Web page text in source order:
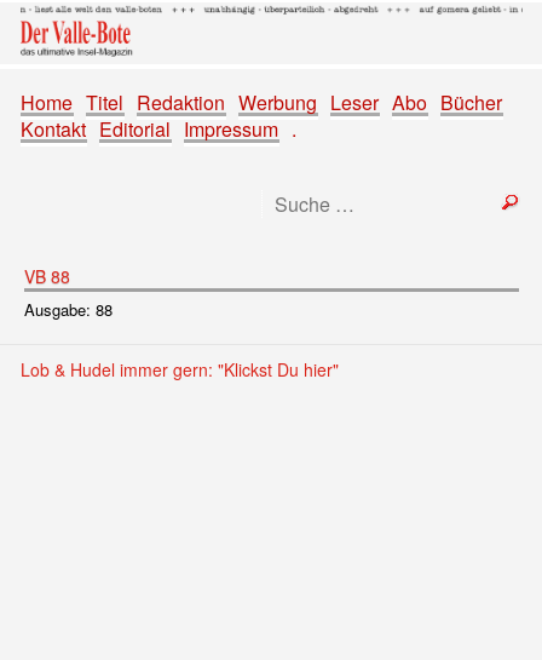
Home Titel Redaktion Werbung Leser Abo Bücher
Kontakt Editorial Impressum .
VB 88
Ausgabe: 88
Lob & Hudel immer gern: "Klickst Du hier"